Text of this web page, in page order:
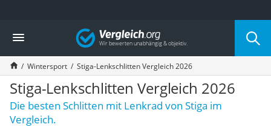
Die beliebtesten Vergleiche nach Kategorie
Freizeit & Sport
Gartentrampolin
Trampolin
Metalldetektor
Eufab-Fahrradträger
Trampolin 366 cm
Fahrradschloss
Vergleich
Wintersport Stiga-Lenkschlitten Vergleich 2026
Stiga-Lenkschlitten Vergleich 2026
Die besten Schlitten mit Lenkrad von Stiga im
Vergleich.